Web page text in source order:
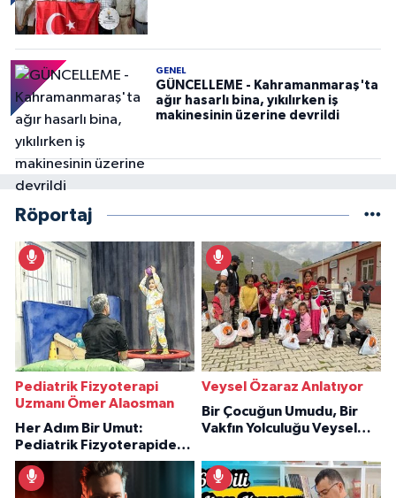
GENEL
GÜNCELLEME - Kahramanmaraş'ta
ağır hasarlı bina, yıkılırken iş
makinesinin üzerine devrildi
Röportaj
Pediatrik Fizyoterapi
Uzmanı Ömer Alaosman
Her Adım Bir Umut:
Pediatrik Fizyoterapiden
İlham Veren Hikâyeler
Veysel Özaraz Anlatıyor
Bir Çocuğun Umudu, Bir
Vakfın Yolculuğu Veysel